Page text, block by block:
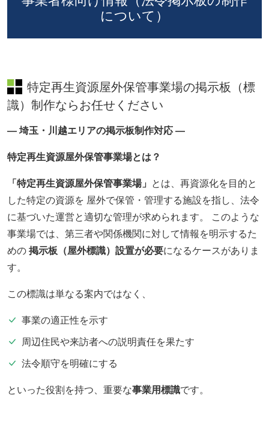
について）
特定再生資源屋外保管事業場の掲示板（標
識）制作ならお任せください
― 埼玉・川越エリアの掲示板制作対応 ―
特定再生資源屋外保管事業場とは？
「特定再生資源屋外保管事業場」 とは、再資源化を目的と
した特定の資源を 屋外で保管・管理する施設を指し、法令
に基づいた運営と適切な管理が求められます。 このような
事業場では、第三者や関係機関に対して情報を明示するた
めの掲示板（屋外標識）設置が必要になるケースがありま
す。
この標識は単なる案内ではなく、
事業の適正性を示す
周辺住民や来訪者への説明責任を果たす
法令順守を明確にする
といった役割を持つ、重要な事業用標識です。